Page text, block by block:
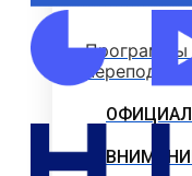
Программы